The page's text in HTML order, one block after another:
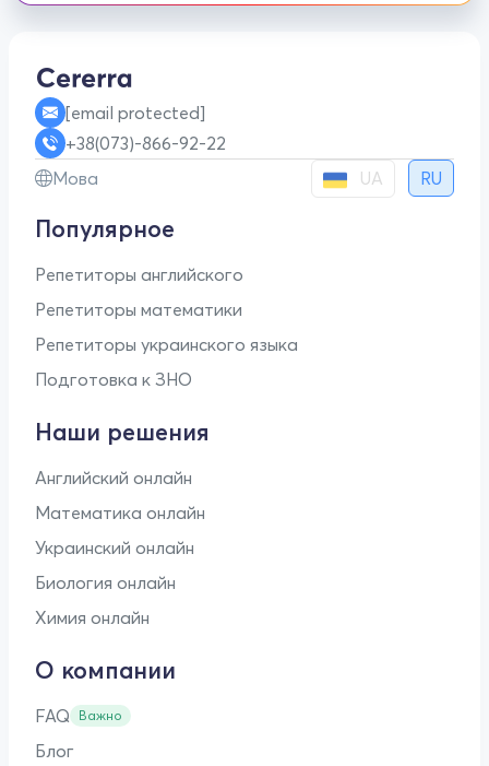
[email protected]
+38(073)-866-92-22
Мова
UA RU
Популярное
Репетиторы английского
Репетиторы математики
Репетиторы украинского языка
Подготовка к ЗНО
Наши решения
Английский онлайн
Математика онлайн
Украинский онлайн
Биология онлайн
Химия онлайн
О компании
FAQ Важно
Блог